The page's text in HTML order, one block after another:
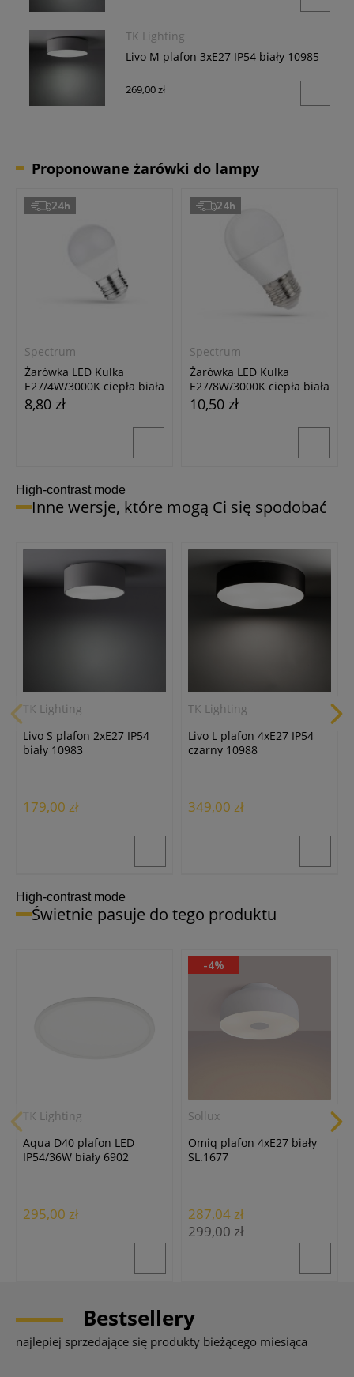
TK Lighting
Livo M plafon 3xE27 IP54 biały 10985
269,00 zł
Proponowane żarówki do lampy
Spectrum
Żarówka LED Kulka
E27/4W/3000K ciepła biała
24h
8,80 zł
Spectrum
Żarówka LED Kulka
E27/8W/3000K ciepła biała
24h
10,50 zł
High-contrast mode
Inne wersje, które mogą Ci się spodobać
TK Lighting
Livo S plafon 2xE27 IP54
biały 10983
179,00 zł
TK Lighting
Livo L plafon 4xE27 IP54
czarny 10988
349,00 zł
High-contrast mode
Świetnie pasuje do tego produktu
TK Lighting
Aqua D40 plafon LED
IP54/36W biały 6902
295,00 zł
Sollux
Omiq plafon 4xE27 biały
SL.1677
287,04 zł
299,00 zł
-4%
Bestsellery
najlepiej sprzedające się produkty bieżącego miesiąca